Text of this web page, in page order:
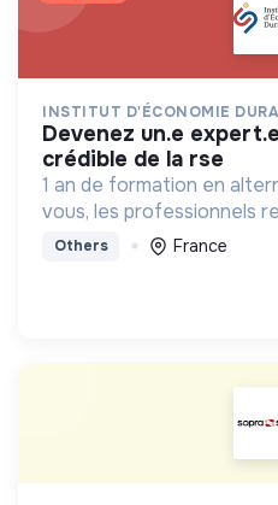
INSTITUT D'ÉCONOMIE
devenez un.e expert.e impactant et
crédible de la rse
1 an de formation en
vous, les professionnels
les règles économiques,
Others France